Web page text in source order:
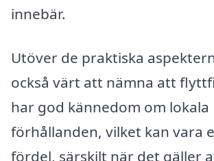
innebär.
Utöver de praktiska
också värt att nämna att
har god kännedom om lokala
förhållanden, vilket kan vara
fördel, särskilt när det gäller